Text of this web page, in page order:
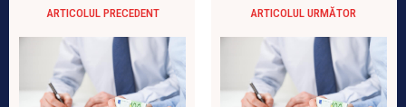
ARTICOLUL PRECEDENT ARTICOLUL URMĂTOR